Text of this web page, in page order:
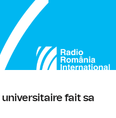
universitaire fait sa